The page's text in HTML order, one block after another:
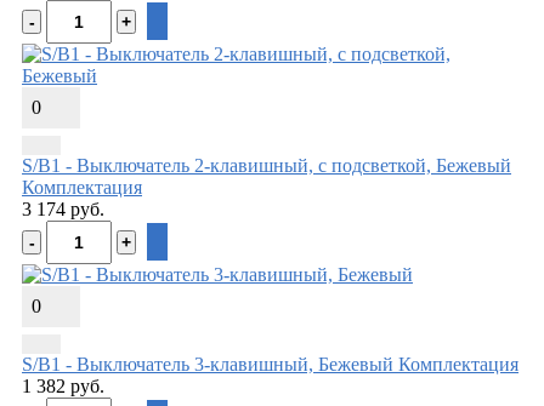
0
S/B1 - Выключатель 2-клавишный, с подсветкой, Бежевый
Комплектация
3 174 руб.
0
S/B1 - Выключатель 3-клавишный, Бежевый Комплектация
1 382 руб.